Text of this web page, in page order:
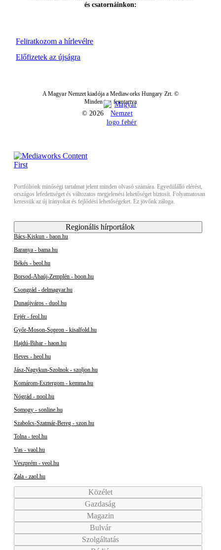
Feliratkozom a hírlevélre
és csatornáinkon:
Előfizetek az újságra
A Magyar Nemzet kiadója a Mediaworks Hungary Zrt. ©
Minden jog fenntartva
© 2026
Portfóliónk minőségi tartalmat jelent minden olvasó számára. Egyedülálló elérést,
országos lefedettséget és változatos megjelenési lehetőséget biztosít. Folyamatosan
keressük az új irányokat és fejlődési lehetőségeket. Ez jövőnk záloga.
Regionális hírportálok
Bács-Kiskun - baon.hu
Baranya - bama.hu
Békés - beol.hu
Borsod-Abaúj-Zemplén - boon.hu
Csongrád - delmagyar.hu
Dunaújváros - duol.hu
Fejér - feol.hu
Győr-Moson-Sopron - kisalfold.hu
Hajdú-Bihar - haon.hu
Heves - heol.hu
Jász-Nagykun-Szolnok - szoljon.hu
Komárom-Esztergom - kemma.hu
Nógrád - nool.hu
Somogy - sonline.hu
Szabolcs-Szatmár-Bereg - szon.hu
Tolna - teol.hu
Vas - vaol.hu
Veszprém - veol.hu
Zala - zaol.hu
Közélet
Gazdaság
Magazin
Bulvár
Szolgáltatás